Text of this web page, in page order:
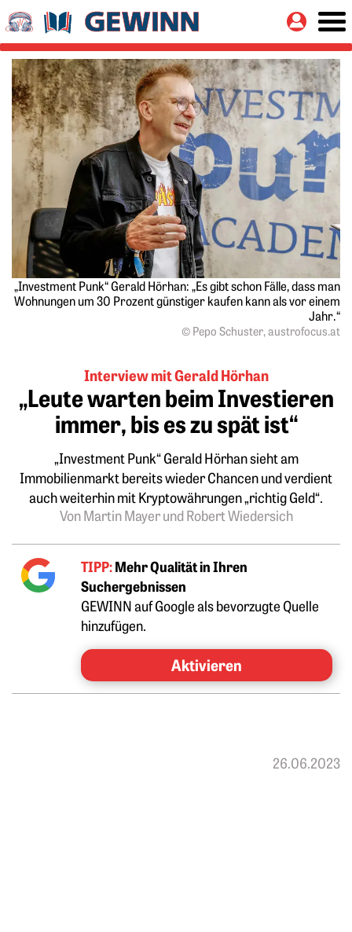
Springe zu:
Hauptinhalt
„Investment Punk“ Gerald Hörhan: „Es gibt schon Fälle, dass man
Wohnungen um 30 Prozent günstiger kaufen kann als vor einem
Jahr.“
© Pepo Schuster, austrofocus.at
Interview mit Gerald Hörhan
„Leute warten beim Inves­tieren
immer, bis es zu spät ist“
„Investment Punk“ Gerald Hörhan sieht am
Immobilienmarkt bereits wieder Chancen und verdient
auch weiterhin mit Kryptowährungen „richtig Geld“.
Von Martin Mayer und Robert Wiedersich
TIPP:Mehr Qualität in Ihren
Suchergebnissen
GEWINN auf Google als bevorzugte Quelle
hinzufügen.
Aktivieren
26.06.2023